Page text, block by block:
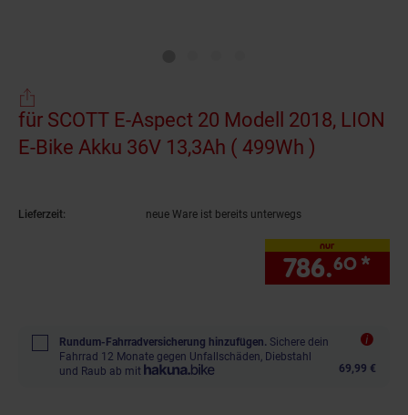
für SCOTT E-Aspect 20 Modell 2018, LION
E-Bike Akku 36V 13,3Ah ( 499Wh )
Lieferzeit: neue Ware ist bereits unterwegs
nur
786.60 *
Rundum-Fahrradversicherung hinzufügen. Sichere dein
Fahrrad 12 Monate gegen Unfallschäden, Diebstahl
und Raub ab mit
69,99 €